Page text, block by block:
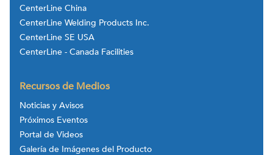
CenterLine China
CenterLine Welding Products Inc.
CenterLine SE USA
CenterLine - Canada Facilities
Recursos de Medios
Noticias y Avisos
Próximos Eventos
Portal de Videos
Galería de Imágenes del Producto